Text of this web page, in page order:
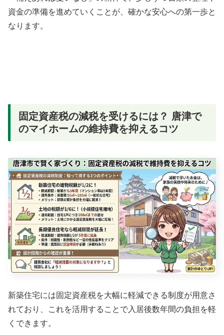
資金の準備を進めていくことが、確かな安心への第一歩と
なります。
固定資産税の減税を受けるには？ 唐津で
のマイホームの維持費を抑えるコツ
新築住宅には固定資産税を大幅に軽減できる制度が用意さ
れており、これを活用することで入居後数年間の負担を軽
くできます。